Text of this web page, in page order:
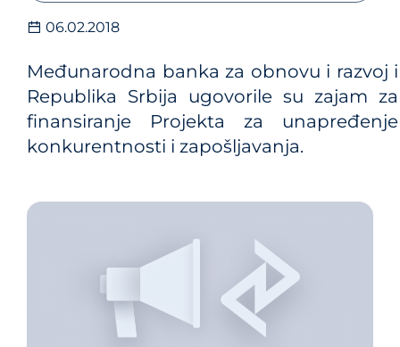
06.02.2018
Međunarodna banka za obnovu i razvoj i
Republika Srbija ugovorile su zajam za
finansiranje Projekta za unapređenje
konkurentnosti i zapošljavanja.